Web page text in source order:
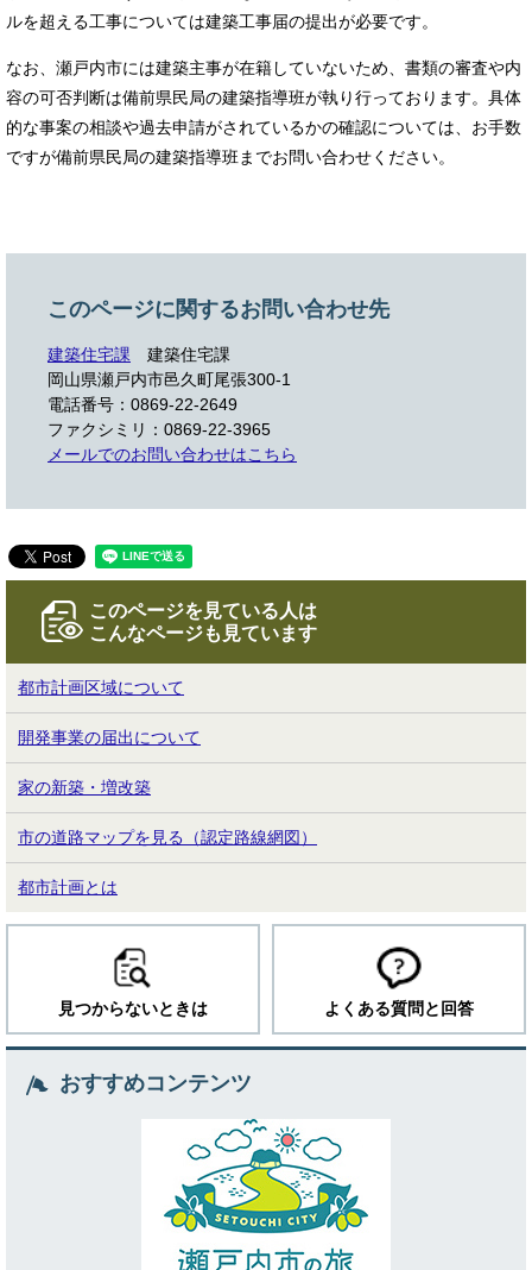
ルを超える工事については建築工事届の提出が必要です。
なお、瀬戸内市には建築主事が在籍していないため、書類の審査や内
容の可否判断は備前県民局の建築指導班が執り行っております。具体
的な事案の相談や過去申請がされているかの確認については、お手数
ですが備前県民局の建築指導班までお問い合わせください。
このページに関するお問い合わせ先
建築住宅課
建築住宅課
岡山県瀬戸内市邑久町尾張300-1
電話番号：0869-22-2649
ファクシミリ：0869-22-3965
メールでのお問い合わせはこちら
このページを見ている人は
こんなページも見ています
都市計画区域について
開発事業の届出について
家の新築・増改築
市の道路マップを見る（認定路線網図）
都市計画とは
見つからないときは よくある質問と回答
おすすめコンテンツ